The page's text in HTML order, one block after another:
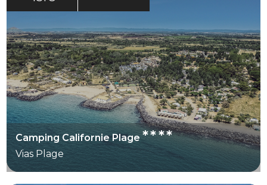
Camping Californie Plage****
Vias Plage